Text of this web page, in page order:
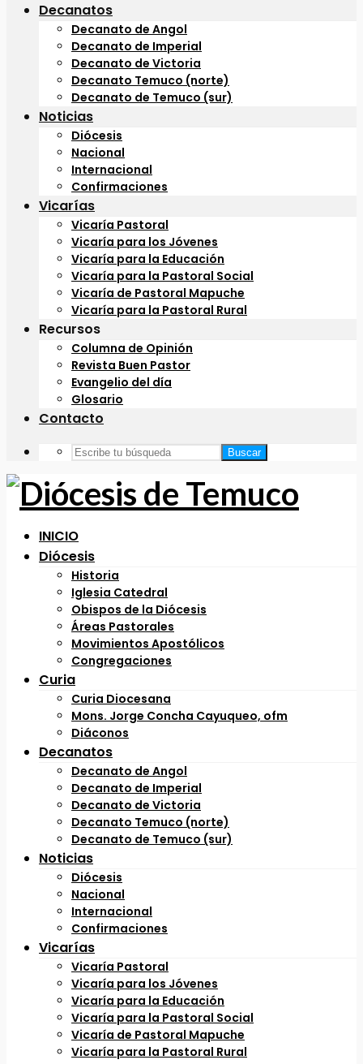
Decanatos
Decanato de Angol
Decanato de Imperial
Decanato de Victoria
Decanato Temuco (norte)
Decanato de Temuco (sur)
Noticias
Diócesis
Nacional
Internacional
Confirmaciones
Vicarías
Vicaría Pastoral
Vicaría para los Jóvenes
Vicaría para la Educación
Vicaría para la Pastoral Social
Vicaría de Pastoral Mapuche
Vicaría para la Pastoral Rural
Recursos
Columna de Opinión
Revista Buen Pastor
Evangelio del día
Glosario
Contacto
Buscar
INICIO
Diócesis
Historia
Iglesia Catedral
Obispos de la Diócesis
Áreas Pastorales
Movimientos Apostólicos
Congregaciones
Curia
Curia Diocesana
Mons. Jorge Concha Cayuqueo, ofm
Diáconos
Decanatos
Decanato de Angol
Decanato de Imperial
Decanato de Victoria
Decanato Temuco (norte)
Decanato de Temuco (sur)
Noticias
Diócesis
Nacional
Internacional
Confirmaciones
Vicarías
Vicaría Pastoral
Vicaría para los Jóvenes
Vicaría para la Educación
Vicaría para la Pastoral Social
Vicaría de Pastoral Mapuche
Vicaría para la Pastoral Rural